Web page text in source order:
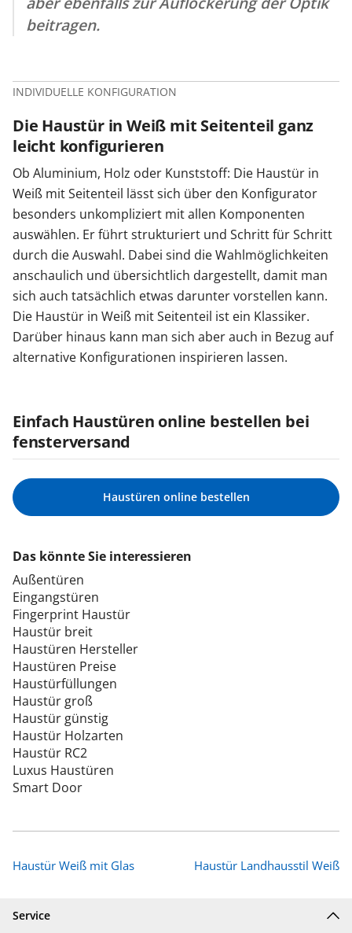
beitragen.
INDIVIDUELLE KONFIGURATION
Die Haustür in Weiß mit Seitenteil ganz
leicht konfigurieren
Ob Aluminium, Holz oder Kunststoff: Die Haustür in
Weiß mit Seitenteil lässt sich über den Konfigurator
besonders unkompliziert mit allen Komponenten
auswählen. Er führt strukturiert und Schritt für Schritt
durch die Auswahl. Dabei sind die Wahlmöglichkeiten
anschaulich und übersichtlich dargestellt, damit man
sich auch tatsächlich etwas darunter vorstellen kann.
Die Haustür in Weiß mit Seitenteil ist ein Klassiker.
Darüber hinaus kann man sich aber auch in Bezug auf
alternative Konfigurationen inspirieren lassen.
Einfach Haustüren online bestellen bei
fensterversand
Haustüren online bestellen
Das könnte Sie interessieren
Außentüren
Eingangstüren
Fingerprint Haustür
Haustür breit
Haustüren Hersteller
Haustüren Preise
Haustürfüllungen
Haustür groß
Haustür günstig
Haustür Holzarten
Haustür RC2
Luxus Haustüren
Smart Door
Haustür Weiß mit Glas Haustür Landhausstil Weiß
Service